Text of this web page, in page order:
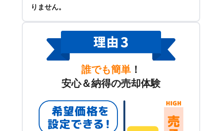
りません。
誰でも簡単 ！
安心＆納得の売却体験